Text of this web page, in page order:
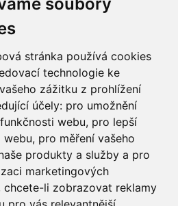
stránka používá cookies
technologie ke
zážitku z prohlížení
účely: pro umožnění
webu, pro lepší
webu, pro měření vašeho
produkty a služby a pro
marketingových
chcete-li zobrazovat reklamy
až severovýchod), sever
hloubka půdy:
Společné zemědělské
PDF